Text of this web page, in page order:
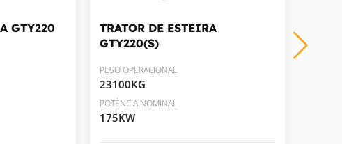
GTY220
TRATOR DE ESTEIRA
GTY220(S)
PESO OPERACIONAL
23100KG
POTÊNCIA NOMINAL
175KW